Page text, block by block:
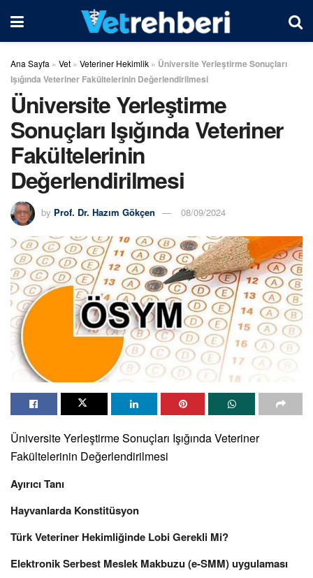
Ana Sayfa » Vet » Veteriner Hekimlik » Üniversite Yerleştirme Sonuçları
Işığında Veteriner Fakültelerinin Değerlendirilmesi
Üniversite Yerleştirme
Sonuçları Işığında Veteriner
Fakültelerinin
Değerlendirilmesi
by Prof. Dr. Hazım Gökçen 08/09/2024
Üniversite Yerleştirme Sonuçları Işığında Veteriner
Fakültelerinin Değerlendirilmesi
Ayırıcı Tanı
Hayvanlarda Konstitüsyon
Türk Veteriner Hekimliğinde Lobi Gerekli Mi?
Elektronik Serbest Meslek Makbuzu (e-SMM) uygulaması